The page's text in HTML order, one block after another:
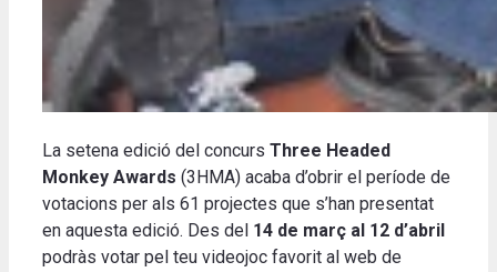
La setena edició del concurs Three Headed
Monkey Awards (3HMA) acaba d’obrir el període de
votacions per als 61 projectes que s’han presentat
en aquesta edició. Des del 14 de març al 12 d’abril
podràs votar pel teu videojoc favorit al web de